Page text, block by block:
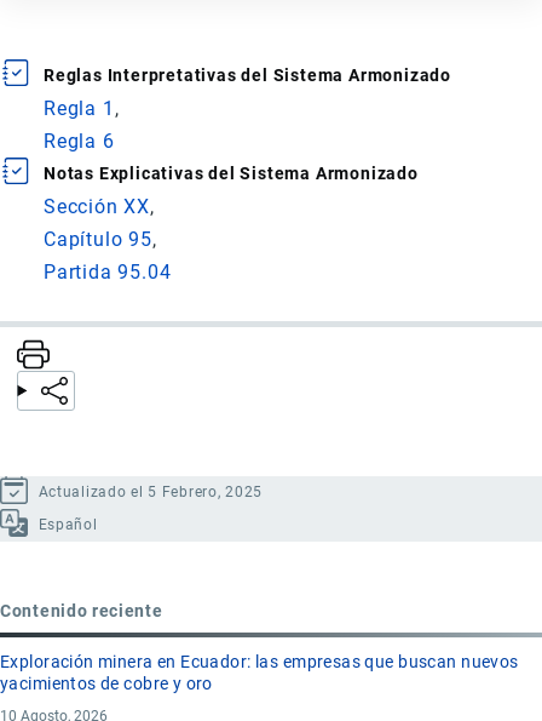
Reglas Interpretativas del Sistema Armonizado
Regla 1
Regla 6
Notas Explicativas del Sistema Armonizado
Sección XX
Capítulo 95
Partida 95.04
Actualizado el 5 Febrero, 2025
Español
Contenido reciente
Exploración minera en Ecuador: las empresas que buscan nuevos
yacimientos de cobre y oro
10 Agosto, 2026